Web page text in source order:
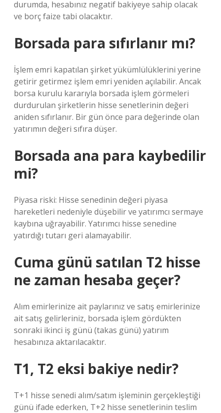
durumda, hesabınız negatif bakiyeye sahip olacak
ve borç faize tabi olacaktır.
Borsada para sıfırlanır mı?
İşlem emri kapatılan şirket yükümlülüklerini yerine
getirir getirmez işlem emri yeniden açılabilir. Ancak
borsa kurulu kararıyla borsada işlem görmeleri
durdurulan şirketlerin hisse senetlerinin değeri
aniden sıfırlanır. Bir gün önce para değerinde olan
yatırımın değeri sıfıra düşer.
Borsada ana para kaybedilir
mi?
Piyasa riski: Hisse senedinin değeri piyasa
hareketleri nedeniyle düşebilir ve yatırımcı sermaye
kaybına uğrayabilir. Yatırımcı hisse senedine
yatırdığı tutarı geri alamayabilir.
Cuma günü satılan T2 hisse
ne zaman hesaba geçer?
Alım emirlerinize ait paylarınız ve satış emirlerinize
ait satış gelirleriniz, borsada işlem gördükten
sonraki ikinci iş günü (takas günü) yatırım
hesabınıza aktarılacaktır.
T1, T2 eksi bakiye nedir?
T+1 hisse senedi alım/satım işleminin gerçekleştiği
günü ifade ederken, T+2 hisse senetlerinin teslim